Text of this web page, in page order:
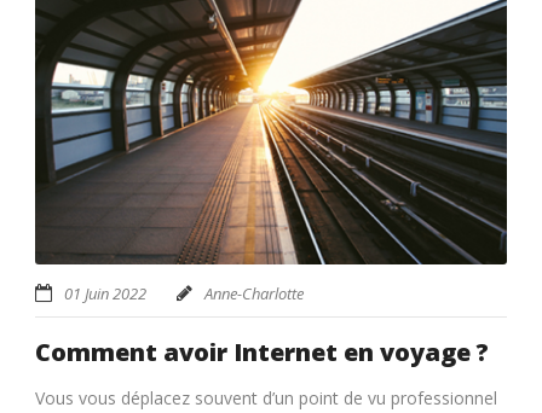
01 Juin 2022 Anne-Charlotte
Comment avoir Internet en voyage ?
Vous vous déplacez souvent d’un point de vu professionnel